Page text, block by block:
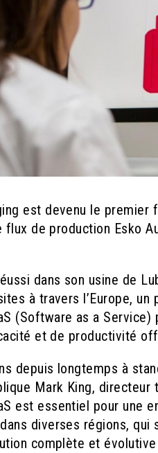
est devenu le
flux de production Esko
dans son usine de
à travers l’Europe, un
(Software as a
et de productivité
depuis longtemps à
Mark King, directeur
est essentiel pour une
diverses régions,
complète et